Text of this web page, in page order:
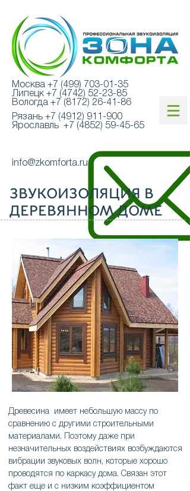
Москва +7 (499) 703-01-35
Липецк +7 (4742) 52-23-85
Вологда +7 (8172) 26-41-86
Рязань +7 (4912) 911-900
Ярославль +7 (4852) 59-45-65
info@zkomforta.ru
ЗВУКОИЗОЛЯЦИЯ В
ДЕРЕВЯННОМ ДОМЕ
Древесина имеет небольшую массу по
сравнению с другими строительными
материалами. Поэтому даже при
незначительных воздействиях возбуждаются
вибрации звуковых волн, которые хорошо
проводятся по каркасу дома. Связан этот
факт еще и с низким коэффициентом